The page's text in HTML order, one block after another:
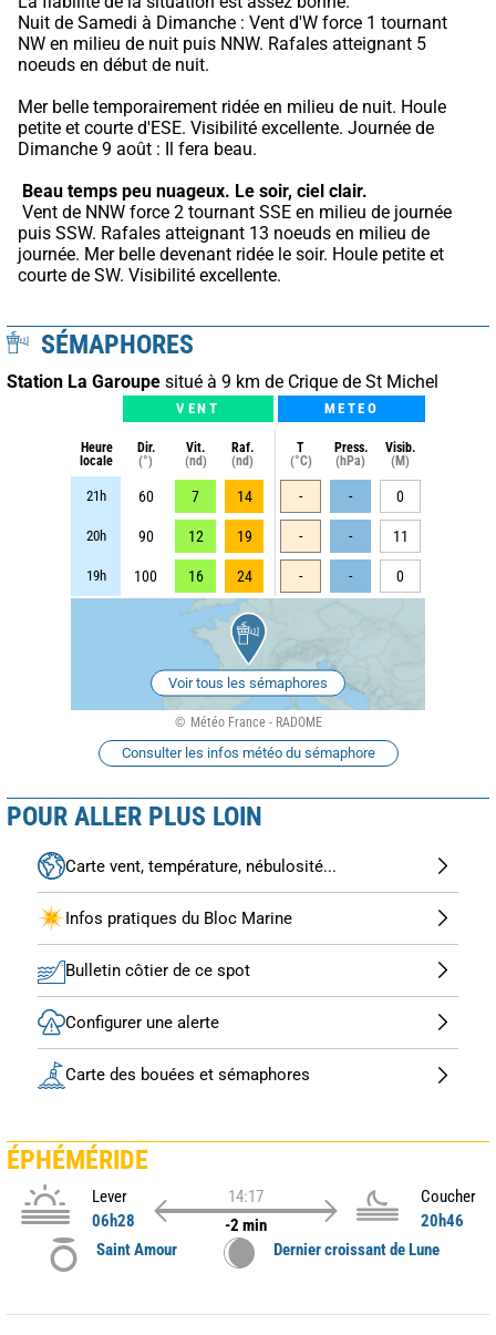
Nuit de Samedi à Dimanche : Vent d'W force 1 tournant
NW en milieu de nuit puis NNW. Rafales atteignant 5
noeuds en début de nuit.
Mer belle temporairement ridée en milieu de nuit. Houle
petite et courte d'ESE. Visibilité excellente. Journée de
Dimanche 9 août : Il fera beau.
Beau temps peu nuageux. Le soir, ciel clair.
puis SSW. Rafales atteignant 13 noeuds en milieu de
journée. Mer belle devenant ridée le soir. Houle petite et
courte de SW. Visibilité excellente.
SÉMAPHORES
Station La Garoupe situé à 9 km de Crique de St Michel
VENT METEO
Heure
locale
Dir.
(°)
Vit.
(nd)
Raf.
(nd)
T
(°C)
Press.
(hPa)
Visib.
(M)
21h 60 7 14 - - 0
20h 90 12 19 - - 11
19h 100 16 24 - - 0
Voir tous les sémaphores
Météo France - RADOME
Consulter les infos météo du sémaphore
POUR ALLER PLUS LOIN
Carte vent, température, nébulosité...
Infos pratiques du Bloc Marine
Bulletin côtier de ce spot
Configurer une alerte
Carte des bouées et sémaphores
ÉPHÉMÉRIDE
Lever
06h28
14:17
-2 min
Coucher
20h46
Saint Amour
Dernier croissant de Lune